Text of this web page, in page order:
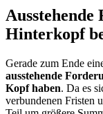
Ausstehende
Hinterkopf
Gerade zum Ende
ausstehende
Kopf haben. Da es
verbundenen Fristen